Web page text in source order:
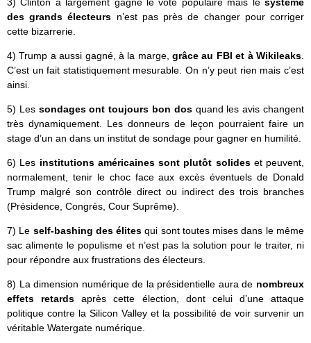
des grands électeurs n’est pas près de changer pour corriger
cette bizarrerie.
4) Trump a aussi gagné, à la marge,grâce au FBI et à Wikileaks
C’est un fait statistiquement mesurable. On n’y peut rien mais c’est
ainsi.
5) Les sondages ont toujours bon dos quand les avis changent
très dynamiquement. Les donneurs de leçon pourraient faire un
stage d’un an dans un institut de sondage pour gagner en humilité.
6) Les institutions américaines sont plutôt solides et peuvent,
normalement, tenir le choc face aux excès éventuels de Donald
Trump malgré son contrôle direct ou indirect des trois branches
(Présidence, Congrès, Cour Suprême).
7) Le self-bashing des élitesqui sont toutes mises dans le même
sac alimente le populisme et n’est pas la solution pour le traiter, ni
pour répondre aux frustrations des électeurs.
8) La dimension numérique de la présidentielle aura de nombreux
effets retardsaprès cette élection, dont celui d’une attaque
politique contre la Silicon Valley et la possibilité de voir survenir un
véritable Watergate numérique.